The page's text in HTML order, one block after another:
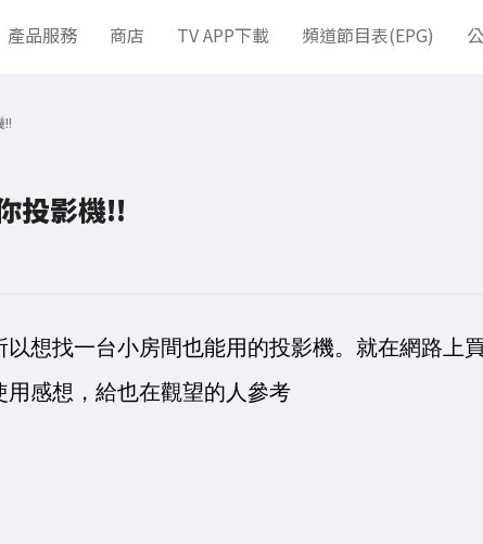
產品服務 商店 TV APP下載 頻道節目表(EPG)
!!
投影機!!
想找一台小房間也能用的投影機。就在網路上買
感想，給也在觀望的人參考